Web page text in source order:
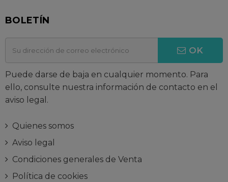
BOLETÍN
OK
Puede darse de baja en cualquier momento. Para
ello, consulte nuestra información de contacto en el
aviso legal.
Quienes somos
Aviso legal
Condiciones generales de Venta
Política de cookies